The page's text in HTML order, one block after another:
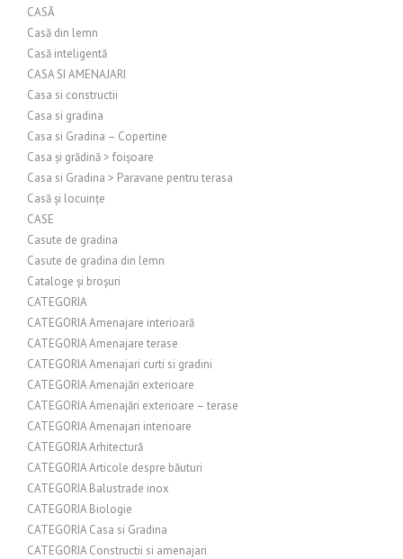
CASĂ
Casă din lemn
Casă inteligentă
CASA SI AMENAJARI
Casa si constructii
Casa si gradina
Casa si Gradina – Copertine
Casa și grădină > foișoare
Casa si Gradina > Paravane pentru terasa
Casă și locuințe
CASE
Casute de gradina
Casute de gradina din lemn
Cataloge și broșuri
CATEGORIA
CATEGORIA Amenajare interioară
CATEGORIA Amenajare terase
CATEGORIA Amenajari curti si gradini
CATEGORIA Amenajări exterioare
CATEGORIA Amenajări exterioare – terase
CATEGORIA Amenajari interioare
CATEGORIA Arhitectură
CATEGORIA Articole despre băuturi
CATEGORIA Balustrade inox
CATEGORIA Biologie
CATEGORIA Casa si Gradina
CATEGORIA Constructii si amenajari